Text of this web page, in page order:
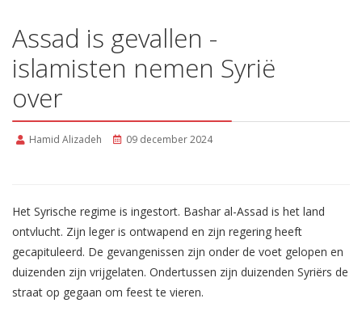
Assad is gevallen -
islamisten nemen Syrië
over
Hamid Alizadeh 09 december 2024
Het Syrische regime is ingestort. Bashar al-Assad is het land
ontvlucht. Zijn leger is ontwapend en zijn regering heeft
gecapituleerd. De gevangenissen zijn onder de voet gelopen en
duizenden zijn vrijgelaten. Ondertussen zijn duizenden Syriërs de
straat op gegaan om feest te vieren.